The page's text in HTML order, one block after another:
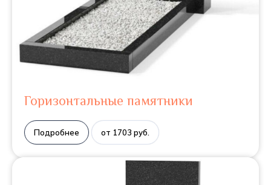
Горизонтальные памятники
Подробнее от 1703 руб.